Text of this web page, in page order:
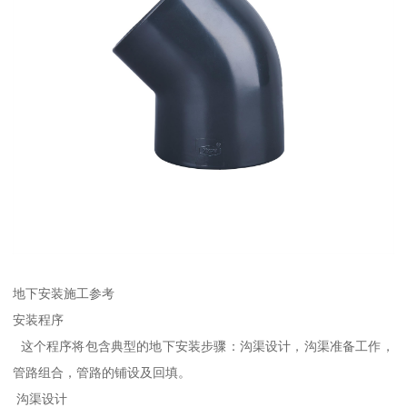
地下安装施工参考
安装程序
这个程序将包含典型的地下安装步骤：沟渠设计，沟渠准备工作，
管路组合，管路的铺设及回填。
沟渠设计